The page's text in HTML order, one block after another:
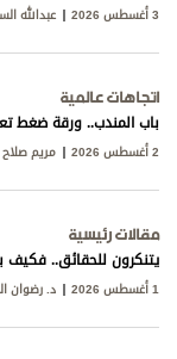
3 أغسطس 2026 عبدالله
اتجاهات عالمية
باب المندب.. ورقة ضغط
2 أغسطس 2026 مريم صلاح
مقالات رئيسية
يتنكرون للحقائق.. فكيف
1 أغسطس 2026 د. رضوان